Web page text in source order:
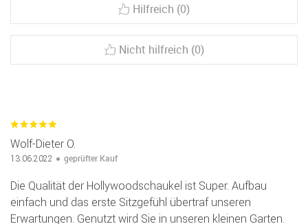
Hilfreich (0)
Nicht hilfreich (0)
Wolf-Dieter O.
13.06.2022 geprüfter Kauf
Die Qualität der Hollywoodschaukel ist Super. Aufbau
einfach und das erste Sitzgefühl übertraf unseren
Erwartungen. Genutzt wird Sie in unseren kleinen Garten.